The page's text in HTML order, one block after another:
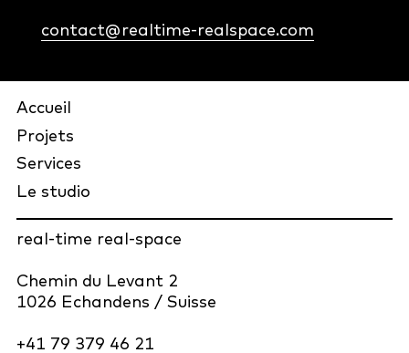
contact@realtime-realspace.com
Accueil
Projets
Services
Le studio
real-time real-space
Chemin du Levant 2
1026 Echandens / Suisse
+41 79 379 46 21